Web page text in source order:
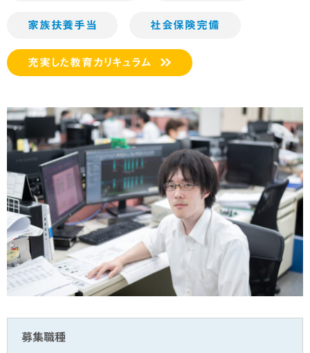
家族扶養手当 社会保険完備
充実した教育カリキュラム
募集職種